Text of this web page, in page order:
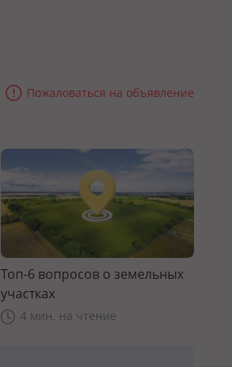
Пожаловаться на объявление
Топ-6 вопросов о земельных
участках
4 мин. на чтение